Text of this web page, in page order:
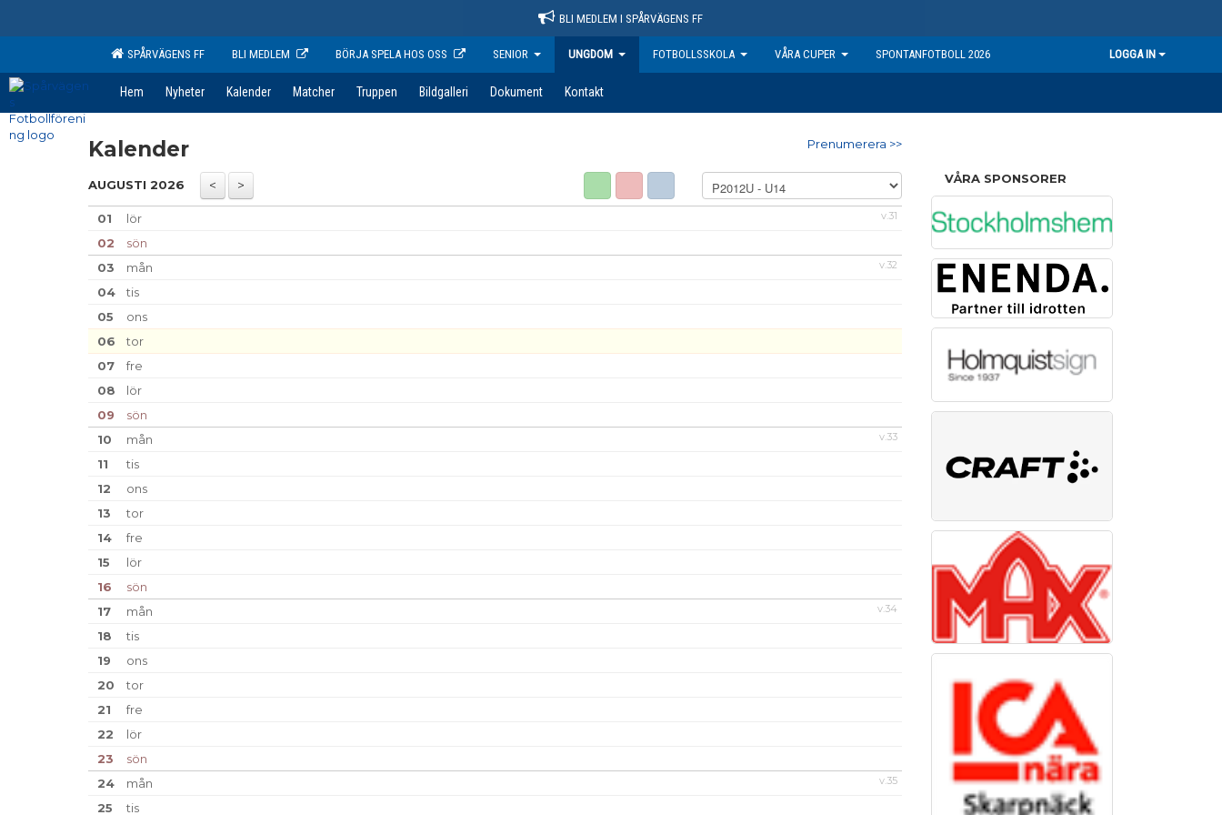
BLI MEDLEM I SPÅRVÄGENS FF
SPÅRVÄGENS FF BLI MEDLEM BÖRJA SPELA HOS OSS SENIOR UNGDOM FOTBOLLSSKOLA VÅRA CUPER SPONTANFOTBOLL 2026 LOGGA IN
Hem Nyheter Kalender Matcher Truppen Bildgalleri Dokument Kontakt
Prenumerera >>
Kalender
AUGUSTI 2026
v.31
01
lör
02
sön
v.32
03
mån
04
tis
05
ons
06
tor
07
fre
08
lör
09
sön
v.33
10
mån
11
tis
12
ons
13
tor
14
fre
15
lör
16
sön
v.34
17
mån
18
tis
19
ons
20
tor
21
fre
22
lör
23
sön
v.35
24
mån
25
tis
VÅRA SPONSORER